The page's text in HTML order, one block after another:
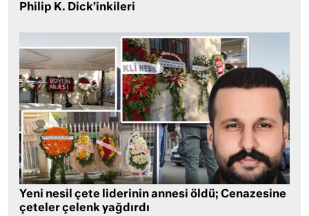
Philip K. Dick’inkileri
Yeni nesil çete liderinin annesi öldü; Cenazesine
çeteler çelenk yağdırdı